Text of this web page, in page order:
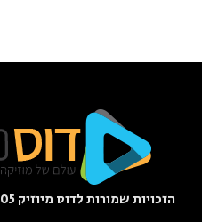
הזכויות שמורות לדוס מיוזיק 2005